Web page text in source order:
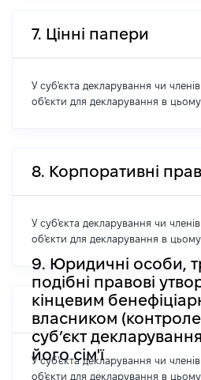
7. Цінні папери
У суб'єкта декларування чи членів
об'єкти для декларування в цьому
8. Корпоративні
У суб'єкта декларування чи членів
об'єкти для декларування в цьому
9. Юридичні особи,
подібні правові
кінцевим
власником
суб’єкт
його сім'ї
У суб'єкта декларування чи членів
об'єкти для декларування в цьому